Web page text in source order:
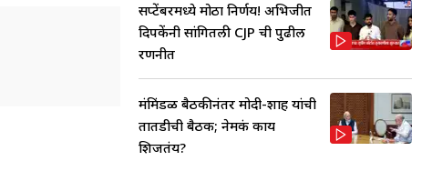
सप्टेंबरमध्ये मोठा निर्णय! अभिजीत
दिपकेंनी सांगितली CJP ची पुढील
रणनीत
मंत्रिमंडळ बैठकीनंतर मोदी-शाह यांची
तातडीची बैठक; नेमकं काय
शिजतंय?